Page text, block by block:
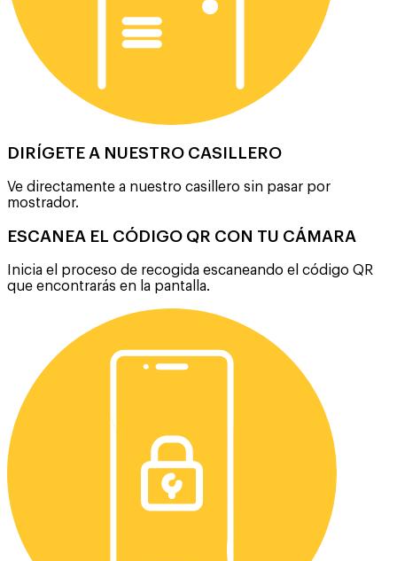
DIRÍGETE A NUESTRO CASILLERO
Ve directamente a nuestro casillero sin pasar por
mostrador​.
ESCANEA EL CÓDIGO QR CON TU CÁMARA
Inicia el proceso de recogida escaneando el código QR
que encontrarás en la pantalla.